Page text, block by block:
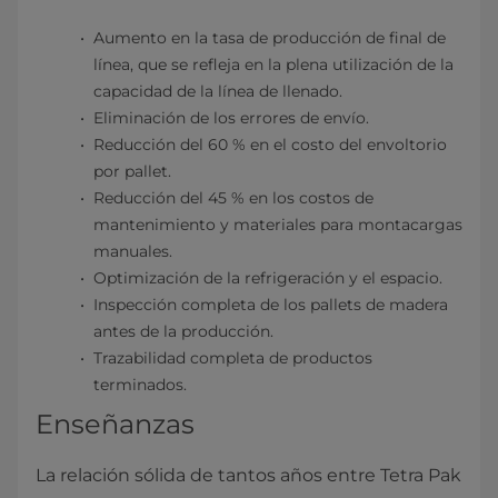
Aumento en la tasa de producción de final de
línea, que se refleja en la plena utilización de la
capacidad de la línea de llenado.
Eliminación de los errores de envío.
Reducción del 60 % en el costo del envoltorio
por pallet.
Reducción del 45 % en los costos de
mantenimiento y materiales para montacargas
manuales.
Optimización de la refrigeración y el espacio.
Inspección completa de los pallets de madera
antes de la producción.
Trazabilidad completa de productos
terminados.
Enseñanzas
La relación sólida de tantos años entre Tetra Pak